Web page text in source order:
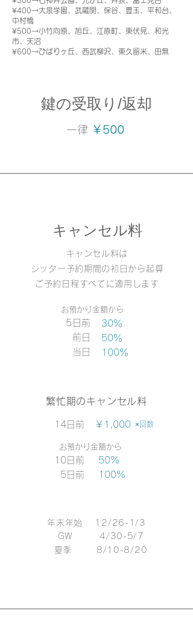
¥400→大泉学園、武蔵関、保谷、豊玉、平和台、
中村橋
¥500→小竹向原、旭丘、江原町、東伏見、和光
市、天沼
¥600→ひばりヶ丘、西武柳沢、東久留米、田無
鍵の受取り/返却
​一律 ￥500
キャンセル料
​キャンセル料は
シッター予約期間の初日から起算
ご予約日程すべてに​適用します
お預かり金額から
5日前
前日
当日
30％
50％
100％
繁忙期のキャンセル料
14日前 ￥1,000 ×回数
お預かり金額から
10日前
5日前
50%
100%
年末年始 12/26-1/3
GW 4/30 -5/7
夏季
8/10-8/20